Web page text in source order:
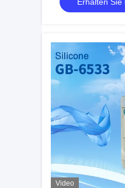
gestrickt, um einen
rutschigen
Video